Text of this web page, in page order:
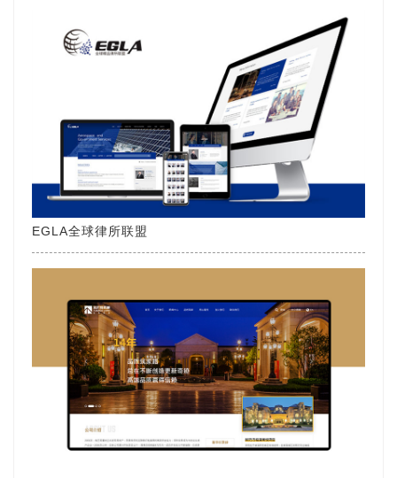
EGLA全球律所联盟